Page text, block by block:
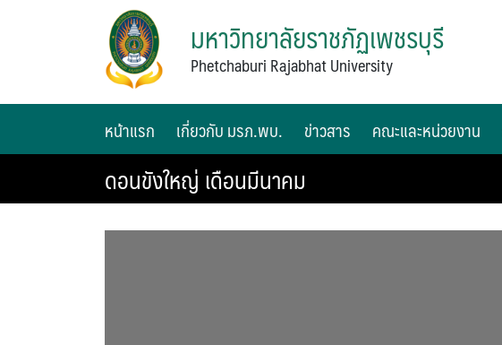
มหาวิทยาลัยราชภัฏเพชรบุรี
Phetchaburi Rajabhat University
หน้าแรก เกี่ยวกับ มรภ.พบ. ข่าวสาร คณะและหน่วยงาน
ดอนขังใหญ่ เดือนมีนาคม